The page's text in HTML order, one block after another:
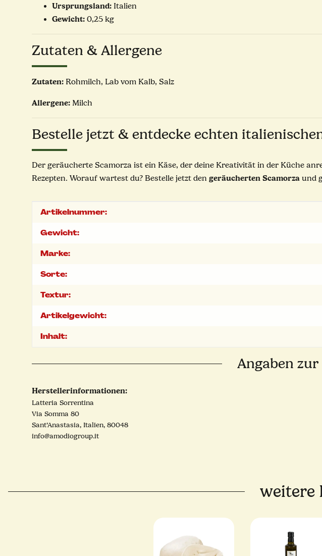
Ursprungsland: Italien
Gewicht: 0,25 kg
Zutaten & Allergene
Zutaten: Rohmilch, Lab vom Kalb, Salz
Allergene: Milch
Bestelle jetzt & entdecke echten
Der geräucherte Scamorza ist ein Käse, der deine Kreativität in der Küche
Rezepten. Worauf wartest du? Bestelle jetzt den geräucherten Scamorza und
Produkteigenschaft
Wert
Artikelnummer:
Gewicht:
Marke:
Sorte:
Textur:
Artikelgewicht:
Inhalt:
Angaben
Herstellerinformationen:
Latteria Sorrentina
Via Somma 80
Sant’Anastasia, Italien, 80048
info@amodiogroup.it
weitere